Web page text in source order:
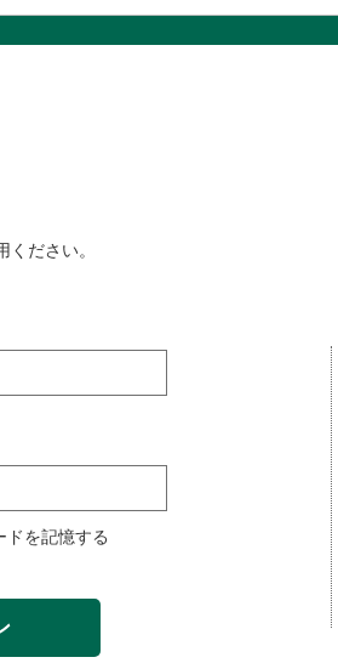
ださい。
ドを記憶する